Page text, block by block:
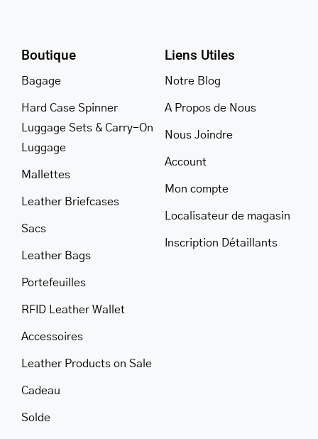
Boutique
Bagage
Hard Case Spinner
Luggage Sets & Carry-On
Luggage
Mallettes
Leather Briefcases
Sacs
Leather Bags
Portefeuilles
RFID Leather Wallet
Accessoires
Leather Products on Sale
Cadeau
Solde
Liens Utiles
Notre Blog
A Propos de Nous
Nous Joindre
Account
Mon compte
Localisateur de magasin
Inscription Détaillants